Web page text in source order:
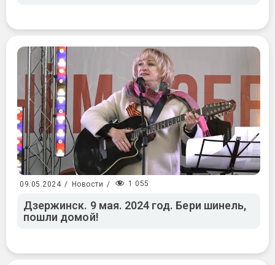
09.05.2024 / Новости / 1 055
Дзержинск. 9 мая. 2024 год. Бери шинель,
пошли домой!